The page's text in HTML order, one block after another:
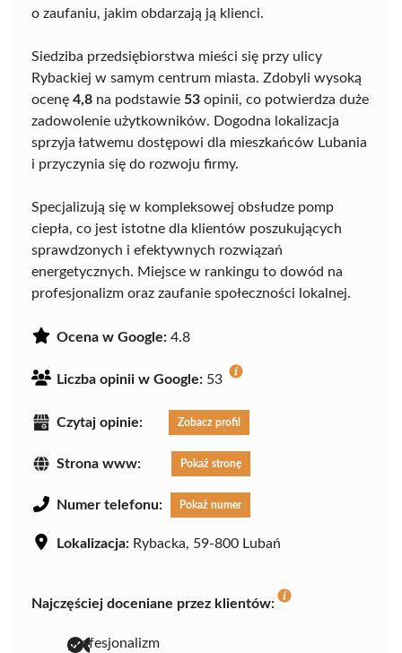
o zaufaniu, jakim obdarzają ją klienci.
Siedziba przedsiębiorstwa mieści się przy ulicy
Rybackiej w samym centrum miasta. Zdobyli wysoką
ocenę 4,8 na podstawie 53 opinii, co potwierdza duże
zadowolenie użytkowników. Dogodna lokalizacja
sprzyja łatwemu dostępowi dla mieszkańców Lubania
i przyczynia się do rozwoju firmy.
Specjalizują się w kompleksowej obsłudze pomp
ciepła, co jest istotne dla klientów poszukujących
sprawdzonych i efektywnych rozwiązań
energetycznych. Miejsce w rankingu to dowód na
profesjonalizm oraz zaufanie społeczności lokalnej.
Ocena w Google: 4.8
Liczba opinii w Google: 53
Czytaj opinie: Zobacz profil
Strona www: Pokaż stronę
Numer telefonu: Pokaż numer
Lokalizacja: Rybacka, 59-800 Lubań
Najczęściej doceniane przez klientów:
profesjonalizm